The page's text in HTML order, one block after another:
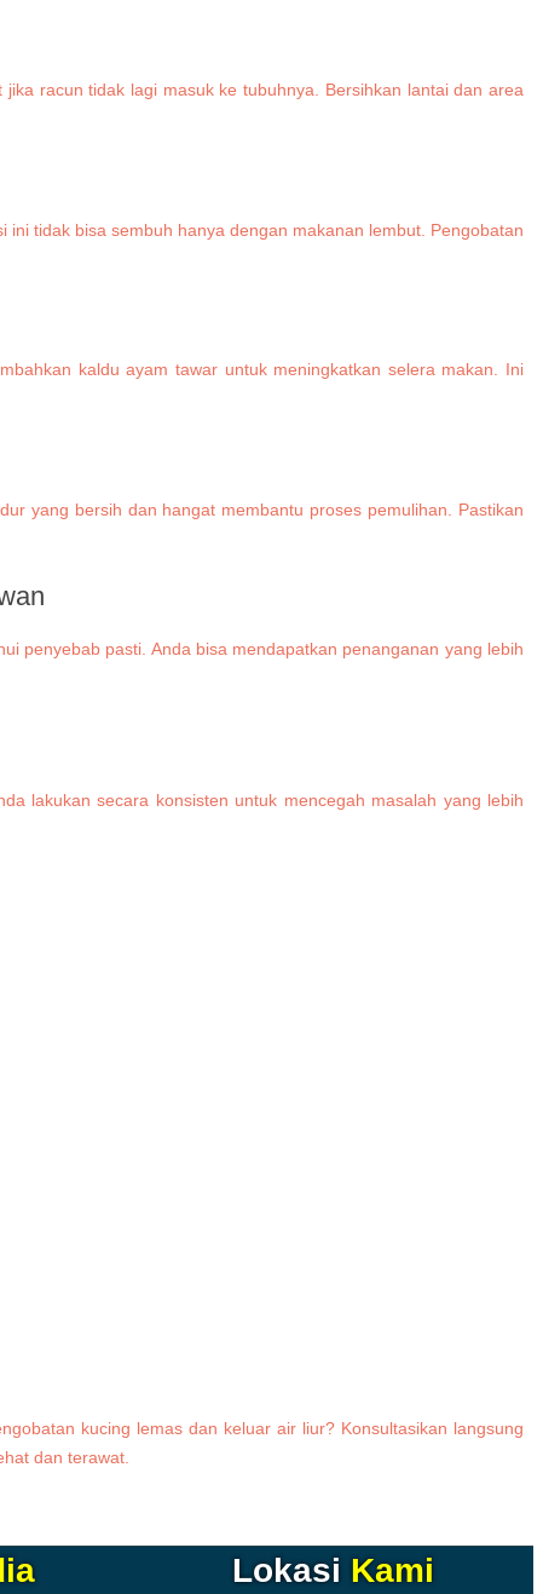
racun tidak lagi masuk ke tubuhnya. Bersihkan lantai dan area
tidak bisa sembuh hanya dengan makanan lembut. Pengobatan
kaldu ayam tawar untuk meningkatkan selera makan. Ini
yang bersih dan hangat membantu proses pemulihan. Pastikan
penyebab pasti. Anda bisa mendapatkan penanganan yang lebih
lakukan secara konsisten untuk mencegah masalah yang lebih
kucing lemas dan keluar air liur? Konsultasikan langsung
dan terawat.
Lokasi Kami